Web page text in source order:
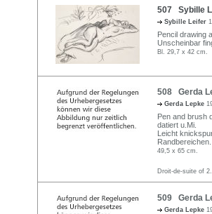
507 Sybille
Sybille Leifer
Pencil drawing
Unscheinbar
Bl. 29,7 x 42 cm.
508 Gerda
Gerda Lepke
Pen and brush
datiert u.Mi.
Leicht
Randbereichen.
49,5 x 65 cm.
Droit-de-suite of
509 Gerda
Gerda Lepke